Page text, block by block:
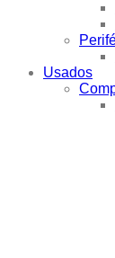
Usados